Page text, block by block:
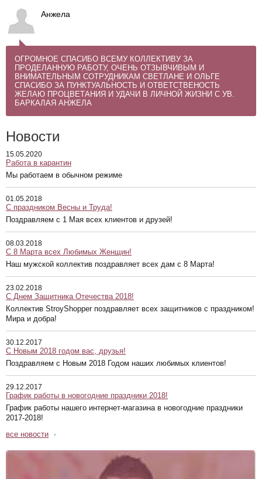
Анжела
ОГРОМНОЕ СПАСИБО ВСЕМУ КОЛЛЕКТИВУ ЗА
ПРОДЕЛАННУЮ РАБОТУ, ОЧЕНЬ ОТЗЫВЧИВЫМ И
ВНИМАТЕЛЬНЫМ СОТРУДНИКАМ СВЕТЛАНЕ И ОЛЬГЕ
СПАСИБО ЗА ПУНКТУАЛЬНОСТЬ И ОТВЕТСТВЕНОСТЬ
ЖЕЛАЮ ПРОЦВЕТАНИЯ И УДАЧИ В ЛИЧНОЙ ЖИЗНИ С УВ.
БАРКАЛАЯ АНЖЕЛА
Новости
15.05.2020
Работа в карантин
Мы работаем в обычном режиме
01.05.2018
С праздником Весны и Труда!
Поздравляем с 1 Мая всех клиентов и друзей!
08.03.2018
С 8 Марта всех Любимых Женщин!
Наш мужской коллектив поздравляет всех дам с 8 Марта!
23.02.2018
С Днем Защитника Отечества 2018!
Коллектив StroyShopper поздравляет всех защитников с праздником!
Мира и добра!
30.12.2017
С Новым 2018 годом вас, друзья!
Поздравляем с Новым 2018 Годом наших любимых клиентов!
29.12.2017
График работы в новогодние праздники 2018!
График работы нашего интернет-магазина в новогодние праздники
2017-2018!
все новости